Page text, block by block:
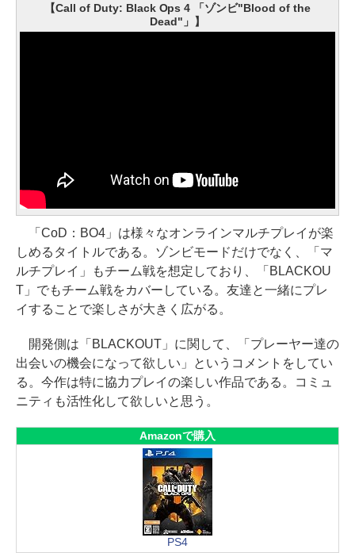
【Call of Duty: Black Ops 4 「ゾンビ"Blood of the
Dead"」】
「CoD：BO4」は様々なオンラインマルチプレイが楽
しめるタイトルである。ゾンビモードだけでなく、「マ
ルチプレイ」もチーム戦を想定しており、「BLACKOU
T」でもチーム戦をカバーしている。友達と一緒にプレ
イすることで楽しさが大きく広がる。
開発側は「BLACKOUT」に関して、「プレーヤー達の
出会いの機会になって欲しい」というコメントをしてい
る。今作は特に協力プレイの楽しい作品である。コミュ
ニティも活性化して欲しいと思う。
Amazonで購入
PS4